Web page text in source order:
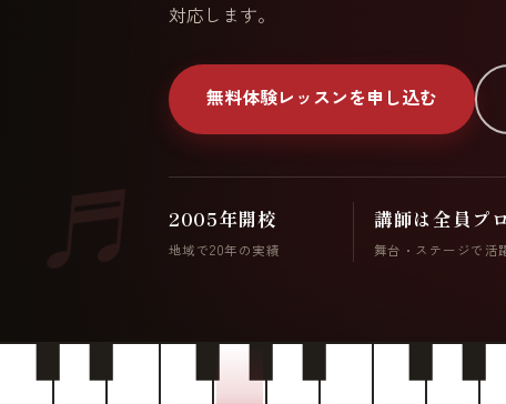
対応します。
無料体験レッスンを申し込む
2005年開校
地域で20年の実績
講師は全員プロ
舞台・ステージで活